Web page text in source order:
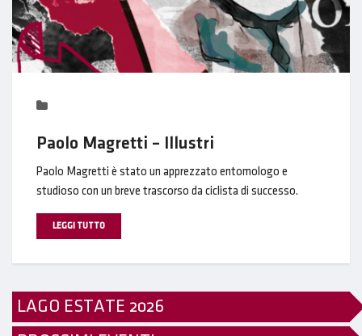
Paolo Magretti – Illustri
Paolo Magretti è stato un apprezzato entomologo e
studioso con un breve trascorso da ciclista di successo.
LEGGI TUTTO
LAGO ESTATE 2026